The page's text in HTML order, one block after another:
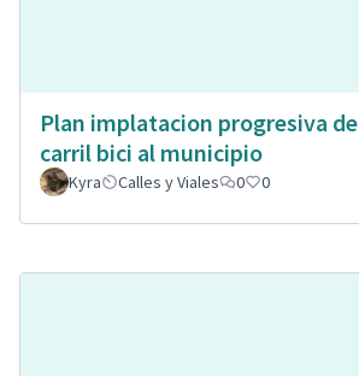
Plan implatacion progresiva de
carril bici al municipio
Kyra Calles y Viales 0 0